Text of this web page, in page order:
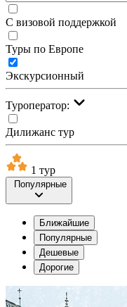
С визовой поддержкой
Туры по Европе
Экскурсионный
Туроператор:
Дилижанс тур
1 тур
Популярные
Ближайшие
Популярные
Дешевые
Дорогие